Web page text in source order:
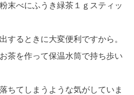
末べにふうき緑茶１ｇスティッ
するときに大変便利ですから。
茶を作って保温水筒で持ち歩い
ちてしまうような気がしていま